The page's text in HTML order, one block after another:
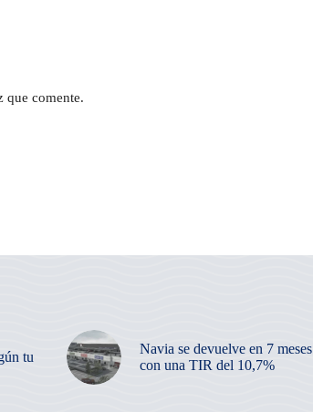
que comente.
tu
Navia se devuelve en 7 meses
con una TIR del 10,7%